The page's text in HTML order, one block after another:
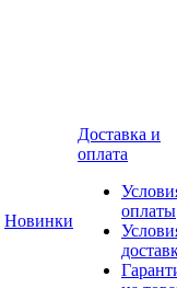
Новинки
Доставка и
оплата
оплаты